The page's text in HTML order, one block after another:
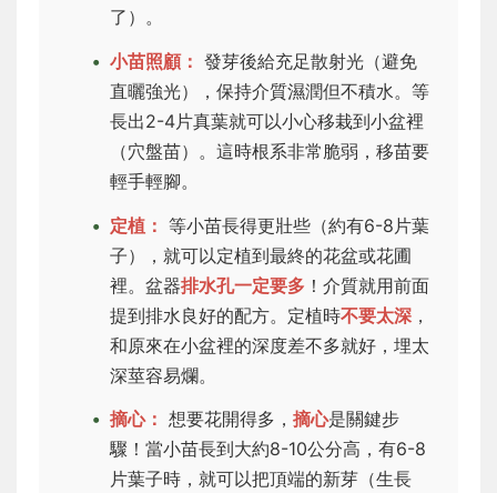
了）。
小苗照顧： 發芽後給充足散射光（避免
直曬強光），保持介質濕潤但不積水。等
長出2-4片真葉就可以小心移栽到小盆裡
（穴盤苗）。這時根系非常脆弱，移苗要
輕手輕腳。
定植： 等小苗長得更壯些（約有6-8片葉
子），就可以定植到最終的花盆或花圃
裡。盆器排水孔一定要多 ！介質就用前面
提到排水良好的配方。定植時不要太深 ，
和原來在小盆裡的深度差不多就好，埋太
深莖容易爛。
摘心： 想要花開得多， 摘心是關鍵步
驟！當小苗長到大約8-10公分高，有6-8
片葉子時，就可以把頂端的新芽（生長